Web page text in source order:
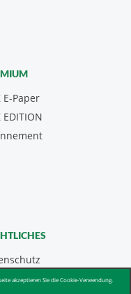
akzeptieren Sie die Cookie-Verwendung.
E-Paper
EDITION